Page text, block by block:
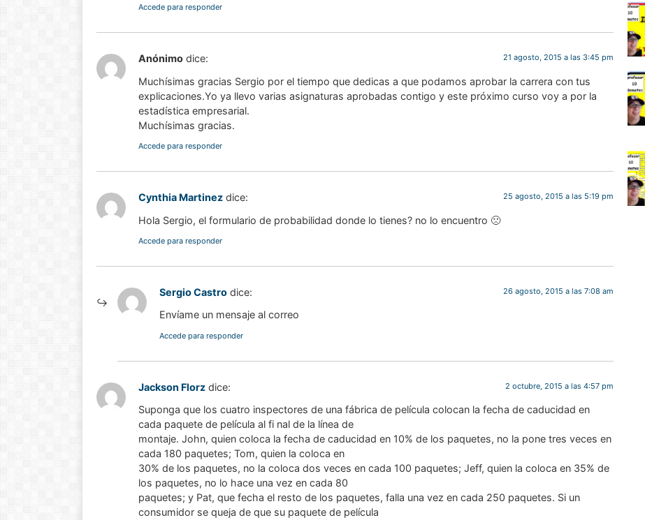
Accede para responder
Anónimo dice: 21 agosto, 2015 a las 3:45 pm
Muchísimas gracias Sergio por el tiempo que dedicas a que podamos aprobar la carrera con tus
explicaciones.Yo ya llevo varias asignaturas aprobadas contigo y este próximo curso voy a por la
estadística empresarial.
Muchísimas gracias.
Accede para responder
Cynthia Martinez dice: 25 agosto, 2015 a las 5:19 pm
Hola Sergio, el formulario de probabilidad donde lo tienes? no lo encuentro 🙁
Accede para responder
Sergio Castro dice: 26 agosto, 2015 a las 7:08 am
Envíame un mensaje al correo
Accede para responder
Jackson Florz dice: 2 octubre, 2015 a las 4:57 pm
Suponga que los cuatro inspectores de una fábrica de película colocan la fecha de caducidad en
cada paquete de película al fi nal de la línea de
montaje. John, quien coloca la fecha de caducidad en 10% de los paquetes, no la pone tres veces en
cada 180 paquetes; Tom, quien la coloca en
30% de los paquetes, no la coloca dos veces en cada 100 paquetes; Jeff, quien la coloca en 35% de
los paquetes, no lo hace una vez en cada 80
paquetes; y Pat, que fecha el resto de los paquetes, falla una vez en cada 250 paquetes. Si un
consumidor se queja de que su paquete de película